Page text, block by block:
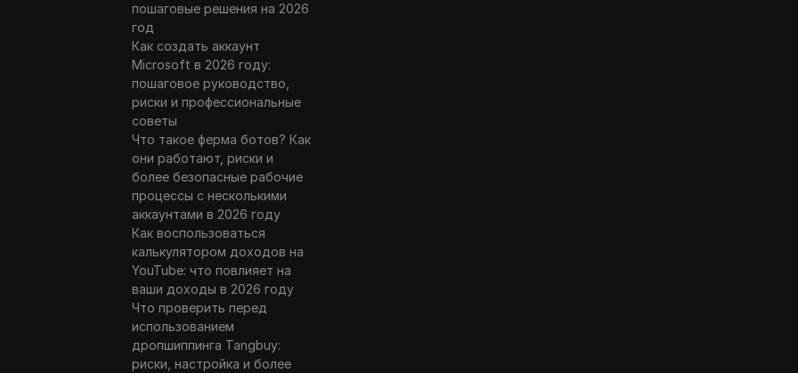
пошаговые решения на 2026
год
Как создать аккаунт
Microsoft в 2026 году:
пошаговое руководство,
риски и профессиональные
советы
Что такое ферма ботов? Как
они работают, риски и
более безопасные рабочие
процессы с несколькими
аккаунтами в 2026 году
Как воспользоваться
калькулятором доходов на
YouTube: что повлияет на
ваши доходы в 2026 году
Что проверить перед
использованием
дропшиппинга Tangbuy:
риски, настройка и более